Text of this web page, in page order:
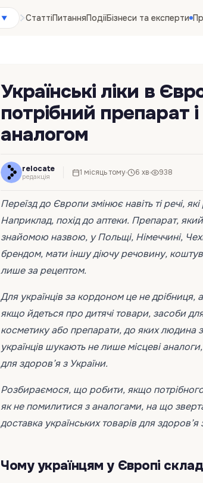
▼ СтаттіПитанняПодіїБізнеси та експерти
Українські ліки в
потрібний препарат
аналогом
relocate
редакція 1 місяць тому 6 хв 938
Переїзд до Європи змінює навіть ті речі,
Наприклад, похід до аптеки. Препарат,
знайомою назвою, у Польщі, Німеччині,
брендом, мати іншу діючу речовину,
лише за рецептом.
Для українців за кордоном це не
якщо йдеться про дитячі товари, засоби для
косметику або препарати, до яких людина
українців шукають не лише місцеві
для здоров’я з України.
Розбираємося, що робити, якщо
як не помилитися з аналогами, на що
доставка українських товарів для здоров’я
Чому українцям у Європі